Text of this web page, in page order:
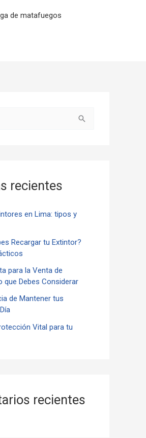
de matafuegos
recientes
en Lima: tipos y
Recargar tu Extintor?
para la Venta de
que Debes Considerar
de Mantener tus
Vital para tu
recientes